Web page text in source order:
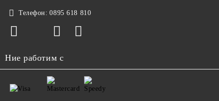
Телефон: 0895 618 810
Ние работим с